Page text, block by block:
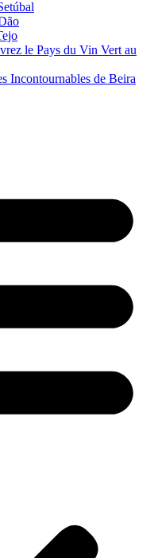
le Pays du Vin Vert au
Incontournables de Beira